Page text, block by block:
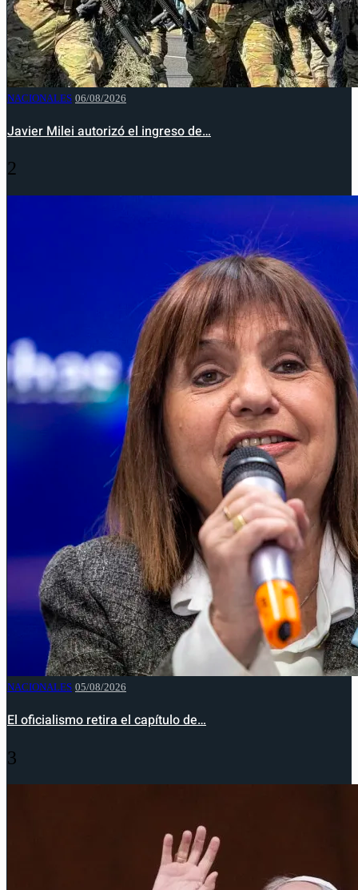
NACIONALES 06/08/2026
Javier Milei autorizó el ingreso de…
2
NACIONALES 05/08/2026
El oficialismo retira el capítulo de…
3